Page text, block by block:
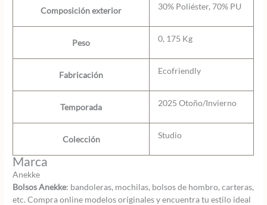
Composición exterior 30% Poliéster, 70% PU
Peso 0, 175 Kg
Fabricación Ecofriendly
Temporada 2025 Otoño/Invierno
Colección Studio
Marca
Anekke
Bolsos Anekke: bandoleras, mochilas, bolsos de hombro, carteras,
etc. Compra online modelos originales y encuentra tu estilo ideal